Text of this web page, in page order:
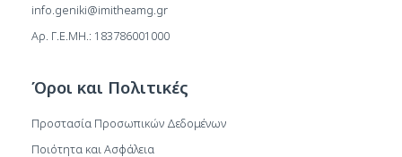
info.geniki@imitheamg.gr
Αρ. Γ.Ε.ΜΗ.: 183786001000
Όροι και Πολιτικές
Προστασία Προσωπικών Δεδομένων
Ποιότητα και Ασφάλεια